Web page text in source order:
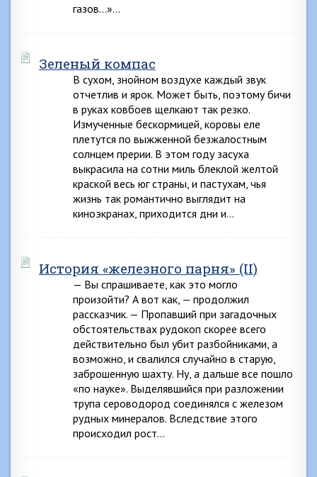
газов…»…
Зеленый компас
В сухом, знойном воздухе каждый звук
отчетлив и ярок. Может быть, поэтому бичи
в руках ковбоев щелкают так резко.
Измученные бескормицей, коровы еле
плетутся по выжженной безжалостным
солнцем прерии. В этом году засуха
выкрасила на сотни миль блеклой желтой
краской весь юг страны, и пастухам, чья
жизнь так романтично выглядит на
киноэкранах, приходится дни и…
История «железного парня» (II)
— Вы спрашиваете, как это могло
произойти? А вот как, — продолжил
рассказчик. — Пропавший при загадочных
обстоятельствах рудокоп скорее всего
действительно был убит разбойниками, а
возможно, и свалился случайно в старую,
заброшенную шахту. Ну, а дальше все пошло
«по науке». Выделявшийся при разложении
трупа сероводород соединялся с железом
рудных минералов. Вследствие этого
происходил рост…